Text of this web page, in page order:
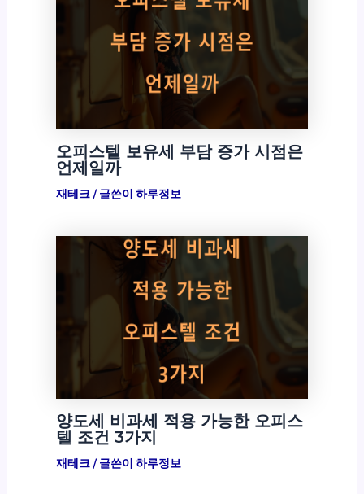
오피스텔 보유세 부담 증가 시점은
언제일까
재테크/ 글쓴이 하루정보
양도세 비과세 적용 가능한 오피스
텔 조건 3가지
재테크/ 글쓴이 하루정보